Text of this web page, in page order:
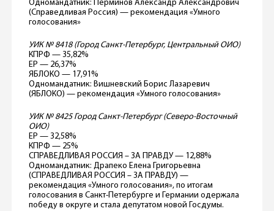
Одномандатник: Перминов Александр Александрович
(Справедливая Россия) — рекомендация «Умного
голосования»
УИК № 8418 (Город Санкт-Петербург, Центральный ОИО)
КПРФ — 35,82%
ЕР — 26,37%
ЯБЛОКО — 17,91%
Одномандатник: Вишневский Борис Лазаревич
(ЯБЛОКО) — рекомендация «Умного голосования»
УИК № 8425 Город Санкт-Петербург (Северо-Восточный
ОИО)
ЕР — 32,58%
КПРФ — 25%
СПРАВЕДЛИВАЯ РОССИЯ – ЗА ПРАВДУ — 12,88%
Одномандатник: Драпеко Елена Григорьевна
(СПРАВЕДЛИВАЯ РОССИЯ – ЗА ПРАВДУ) —
рекомендация «Умного голосования», по итогам
голосования в Санкт-Петербурге и Германии одержала
победу в округе и стала депутатом новой Госдумы.